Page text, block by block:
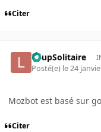
Citer
LoupSolitaire
Posté(e) le 24
Mozbot est basé sur
Citer